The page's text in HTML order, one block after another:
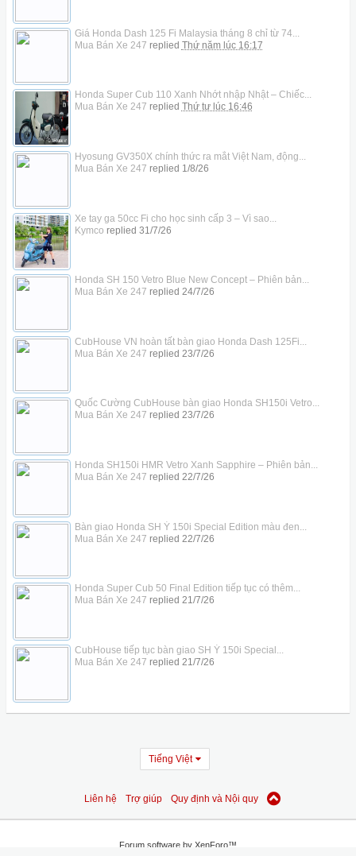
Giá Honda Dash 125 Fi Malaysia tháng 8 chỉ từ 74...
Mua Bán Xe 247 replied Thứ năm lúc 16:17
Honda Super Cub 110 Xanh Nhớt nhập Nhật – Chiếc...
Mua Bán Xe 247 replied Thứ tư lúc 16:46
Hyosung GV350X chính thức ra mắt Việt Nam, động...
Mua Bán Xe 247 replied 1/8/26
Xe tay ga 50cc Fi cho học sinh cấp 3 – Vì sao...
Kymco replied 31/7/26
Honda SH 150 Vetro Blue New Concept – Phiên bản...
Mua Bán Xe 247 replied 24/7/26
CubHouse VN hoàn tất bàn giao Honda Dash 125Fi...
Mua Bán Xe 247 replied 23/7/26
Quốc Cường CubHouse bàn giao Honda SH150i Vetro...
Mua Bán Xe 247 replied 23/7/26
Honda SH150i HMR Vetro Xanh Sapphire – Phiên bản...
Mua Bán Xe 247 replied 22/7/26
Bàn giao Honda SH Ý 150i Special Edition màu đen...
Mua Bán Xe 247 replied 22/7/26
Honda Super Cub 50 Final Edition tiếp tục có thêm...
Mua Bán Xe 247 replied 21/7/26
CubHouse tiếp tục bàn giao SH Ý 150i Special...
Mua Bán Xe 247 replied 21/7/26
Tiếng Việt
Liên hệ Trợ giúp Quy định và Nội quy
Forum software by XenForo™